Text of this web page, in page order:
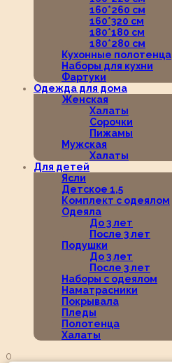
160*260 см
160*320 см
180*180 см
180*280 см
Кухонные полотенца
Наборы для кухни
Фартуки
Одежда для дома
Женская
Халаты
Сорочки
Пижамы
Мужская
Халаты
Для детей
Ясли
Детское 1,5
Комплект с одеялом
Одеяла
До 3 лет
После 3 лет
Подушки
До 3 лет
После 3 лет
Наборы с одеялом
Наматрасники
Покрывала
Пледы
Полотенца
Халаты
0